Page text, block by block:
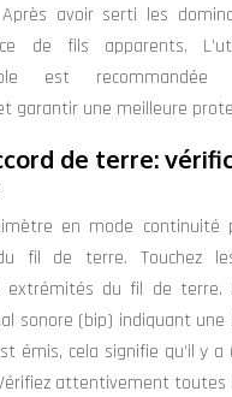
avoir serti les
de fils apparents.
est
garantir une meilleure
de terre:
en mode continuité
fil de terre. Touchez
extrémités du fil de
sonore (bip) indiquant une
émis, cela signifie qu’il y
attentivement toutes